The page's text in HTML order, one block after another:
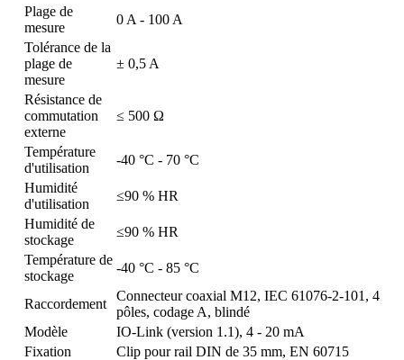
Plage de
mesure
0 A - 100 A
Tolérance de la
plage de
mesure
± 0,5 A
Résistance de
commutation
externe
≤ 500 Ω
Température
d'utilisation
-40 °C - 70 °C
Humidité
d'utilisation
≤90 % HR
Humidité de
stockage
≤90 % HR
Température de
stockage
-40 °C - 85 °C
Raccordement
Connecteur coaxial M12, IEC 61076-2-101, 4
pôles, codage A, blindé
Modèle
IO-Link (version 1.1), 4 - 20 mA
Fixation
Clip pour rail DIN de 35 mm, EN 60715